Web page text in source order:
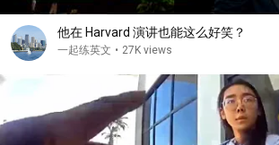
他在 Harvard 演讲也能这么好笑？
一起练英文 • 27K views